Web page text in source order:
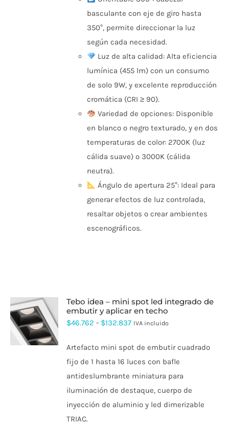
basculante con eje de giro hasta
350°, permite direccionar la luz
según cada necesidad.
Luz de alta calidad: Alta eficiencia
lumínica (455 lm) con un consumo
de solo 9W, y excelente reproducción
cromática (CRI ≥ 90).
Variedad de opciones: Disponible
en blanco o negro texturado, y en dos
temperaturas de color: 2700K (luz
cálida suave) o 3000K (cálida
neutra).
Ángulo de apertura 25°: Ideal para
generar efectos de luz controlada,
resaltar objetos o crear ambientes
escenográficos.
ESTE
PRODUCTO
TIENE
MÚLTIPLES
VARIANTES.
tebo idea – mini spot led integrado de
embutir y aplicar en techo
$46.762 - $132.837Rango
precios:
desde
$46.762
hasta
$132.837
IVA incluido
Artefacto mini spot de embutir cuadrado
fijo de 1 hasta 16 luces con bafle
antideslumbrante miniatura para
iluminación de destaque, cuerpo de
inyección de aluminio y led dimerizable
TRIAC.